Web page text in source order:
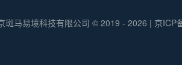
斑马易境科技有限公司 © 2019 - 2026 | 京ICP